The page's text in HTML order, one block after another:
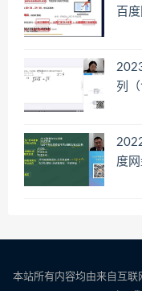
百
列
度
本站所有内容均由来自互联